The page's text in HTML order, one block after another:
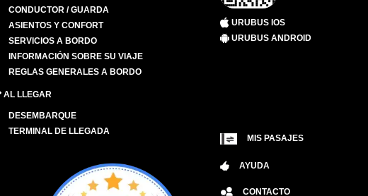
CONDUCTOR / GUARDA
ASIENTOS Y CONFORT
SERVICIOS A BORDO
INFORMACIÓN SOBRE SU VIAJE
REGLAS GENERALES A BORDO
AL LLEGAR
DESEMBARQUE
TERMINAL DE LLEGADA
URUBUS IOS
URUBUS ANDROID
MIS PASAJES
AYUDA
CONTACTO